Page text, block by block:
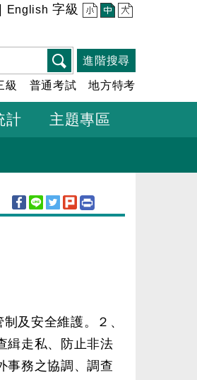
English 字級 小 中 大
進階搜尋
級 普通考試 地方特考
計 主題專區
及安全維護。２、
緝走私、防止非法
事務之協調、調查